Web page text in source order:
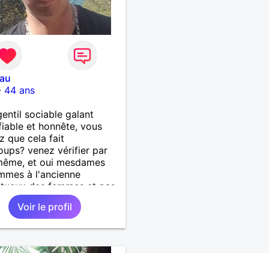
44 ans
sociable galant
et honnête, vous
que cela fait
venez vérifier par
et oui mesdames
à l'ancienne
des femmes et pas
çà existe encore!! je
une relation sérieuse
et stable
Voir le profil